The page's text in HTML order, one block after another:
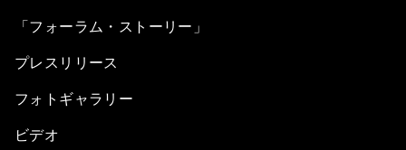
「フォーラム・ストーリー」
プレスリリース
フォトギャラリー
ビデオ